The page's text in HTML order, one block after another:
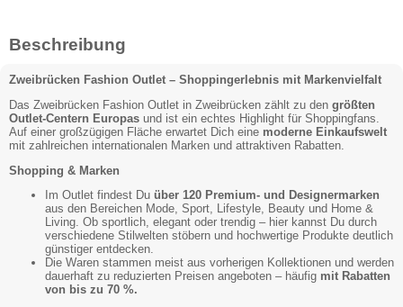
Beschreibung
Zweibrücken Fashion Outlet – Shoppingerlebnis mit Markenvielfalt
Das Zweibrücken Fashion Outlet in Zweibrücken zählt zu den größten
Outlet-Centern Europas und ist ein echtes Highlight für Shoppingfans.
Auf einer großzügigen Fläche erwartet Dich eine moderne Einkaufswelt
mit zahlreichen internationalen Marken und attraktiven Rabatten.
Shopping & Marken
Im Outlet findest Du über 120 Premium- und Designermarken
aus den Bereichen Mode, Sport, Lifestyle, Beauty und Home &
Living. Ob sportlich, elegant oder trendig – hier kannst Du durch
verschiedene Stilwelten stöbern und hochwertige Produkte deutlich
günstiger entdecken.
Die Waren stammen meist aus vorherigen Kollektionen und werden
dauerhaft zu reduzierten Preisen angeboten – häufig mit Rabatten
von bis zu 70 %.